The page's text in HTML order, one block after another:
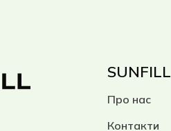
SUNFILL
Про нас
Контакти